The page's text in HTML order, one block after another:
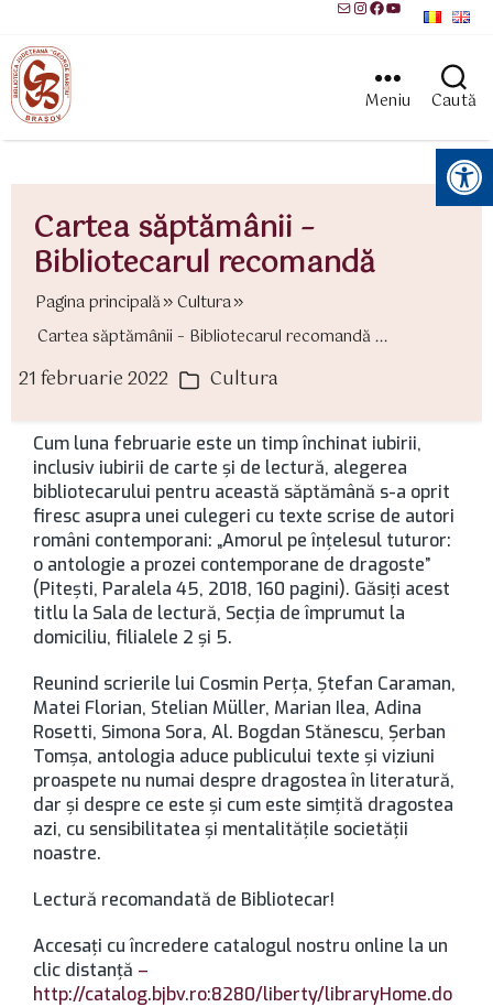
MailInstagram
Facebook
YouTube
Meniu Caută
Instrumente pentru accesibilitate
Cartea săptămânii –
Bibliotecarul recomandă
Pagina principală
Cultura
Cartea săptămânii – Bibliotecarul recomandă ...
21 februarie 2022 Categorii
Cultura
Cum luna februarie este un timp închinat iubirii,
inclusiv iubirii de carte şi de lectură, alegerea
bibliotecarului pentru această săptămână s-a oprit
firesc asupra unei culegeri cu texte scrise de autori
români contemporani: „Amorul pe înţelesul tuturor:
o antologie a prozei contemporane de dragoste”
(Piteşti, Paralela 45, 2018, 160 pagini). Găsiţi acest
titlu la Sala de lectură, Secţia de împrumut la
domiciliu, filialele 2 şi 5.
Reunind scrierile lui Cosmin Perţa, Ştefan Caraman,
Matei Florian, Stelian Müller, Marian Ilea, Adina
Rosetti, Simona Sora, Al. Bogdan Stănescu, Şerban
Tomşa, antologia aduce publicului texte şi viziuni
proaspete nu numai despre dragostea în literatură,
dar şi despre ce este şi cum este simţită dragostea
azi, cu sensibilitatea şi mentalităţile societăţii
noastre.
Lectură recomandată de Bibliotecar!
Accesaţi cu încredere catalogul nostru online la un
clic distanţă –
http://catalog.bjbv.ro:8280/liberty/libraryHome.do